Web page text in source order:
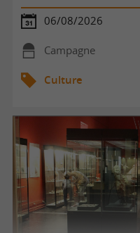
06/08/2026
Campagne
Culture